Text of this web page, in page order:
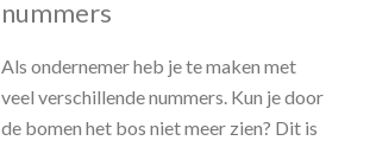
nummers
Als ondernemer heb je te maken met
veel verschillende nummers. Kun je door
de bomen het bos niet meer zien? Dit is